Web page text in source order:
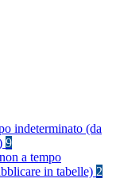
indeterminato (da
9
a tempo
in tabelle) 2